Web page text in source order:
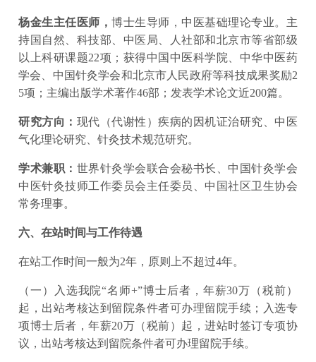
杨金生主任医师，博士生导师，中医基础理论专业。主
持国自然、科技部、中医局、人社部和北京市等省部级
以上科研课题22项；获得中国中医科学院、中华中医药
学会、中国针灸学会和北京市人民政府等科技成果奖励2
5项；主编出版学术著作46部；发表学术论文近200篇。
研究方向： 现代（代谢性）疾病的因机证治研究、中医
气化理论研究、针灸技术规范研究。
学术兼职： 世界针灸学会联合会秘书长、中国针灸学会
中医针灸技师工作委员会主任委员、中国社区卫生协会
常务理事。
六、在站时间与工作待遇
在站工作时间一般为2年，原则上不超过4年。
（一）入选我院“名师+”博士后者，年薪30万（税前）
起，出站考核达到留院条件者可办理留院手续；入选专
项博士后者，年薪20万（税前）起，进站时签订专项协
议，出站考核达到留院条件者可办理留院手续。